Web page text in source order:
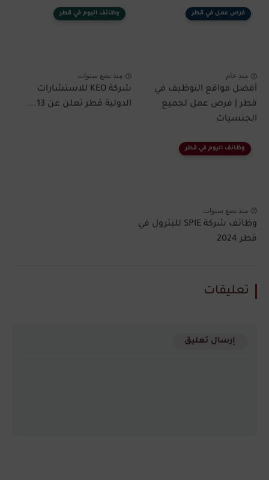
فرص عمل في قطر
منذ عام
أفضل مواقع التوظيف في
قطر | فرص عمل لجميع
الجنسيات
وظائف اليوم في قطر
منذ بضع سنوات
شركة KEO للاستشارات
الدولية قطر تعلن عن 13...
وظائف اليوم في قطر
منذ بضع سنوات
وظائف شركة SPIE للبترول في
قطر 2024
تعليقات
إرسال تعليق